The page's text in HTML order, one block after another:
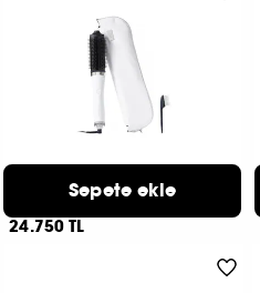
Duet Blowdry
24.750 TL
Sepete ekle